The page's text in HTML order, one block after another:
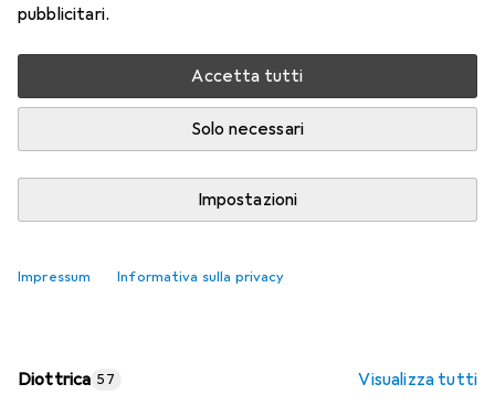
pubblicitari.
Accetta tutti
Solo necessari
Impostazioni
Impressum Informativa sulla privacy
Consegna tra gio, 13/8 e lun, 17/8
Più di 10 pezzi in stock presso il fornitore
Aggiungi al carrello
Diottrica 57 Visualizza tutti